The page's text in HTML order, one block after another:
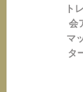
ト
会
マ
タ